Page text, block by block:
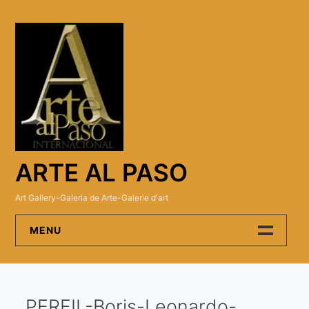
ARTE AL PASO
Art Gallery-Galeria de Arte-Galerie d'art
MENU
Artistas